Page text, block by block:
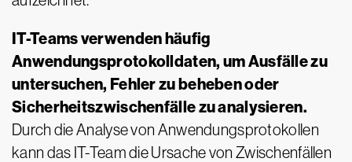
IT-Teams verwenden häufig
Anwendungsprotokolldaten, um Ausfälle zu
untersuchen, Fehler zu beheben oder
Sicherheitszwischenfälle zu analysieren.
Durch die Analyse von Anwendungsprotokollen
kann das IT-Team die Ursache von Zwischenfällen